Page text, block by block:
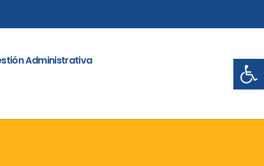
Administrativa